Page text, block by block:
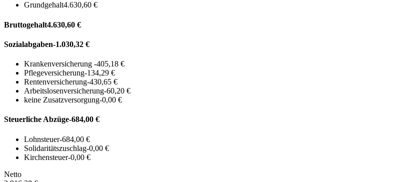
Grundgehalt4.630,60 €
Bruttogehalt4.630,60 €
Sozialabgaben-1.030,32 €
Krankenversicherung -405,18 €
Pflegeversicherung-134,29 €
Rentenversicherung-430,65 €
Arbeitslosenversicherung-60,20 €
keine Zusatzversorgung-0,00 €
Steuerliche Abzüge-684,00 €
Lohnsteuer-684,00 €
Solidaritätszuschlag-0,00 €
Kirchensteuer-0,00 €
Netto